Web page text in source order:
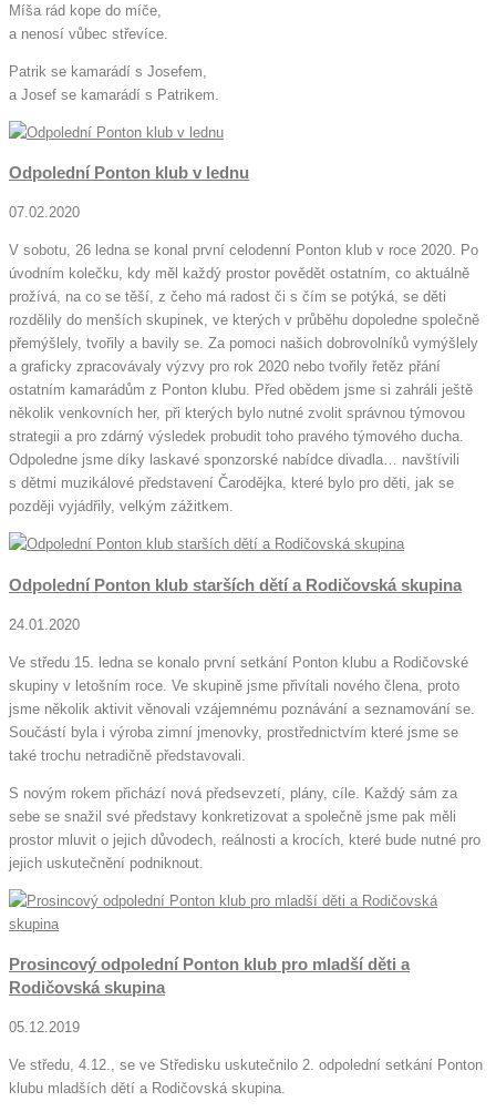
Míša rád kope do míče,
a nenosí vůbec střevíce.
Patrik se kamarádí s Josefem,
a Josef se kamarádí s Patrikem.
Odpolední Ponton klub v lednu
07.02.2020
V sobotu, 26 ledna se konal první celodenní Ponton klub v roce 2020. Po
úvodním kolečku, kdy měl každý prostor povědět ostatním, co aktuálně
prožívá, na co se těší, z čeho má radost či s čím se potýká, se děti
rozdělily do menších skupinek, ve kterých v průběhu dopoledne společně
přemýšlely, tvořily a bavily se. Za pomoci našich dobrovolníků vymýšlely
a graficky zpracovávaly výzvy pro rok 2020 nebo tvořily řetěz přání
ostatním kamarádům z Ponton klubu. Před obědem jsme si zahráli ještě
několik venkovních her, při kterých bylo nutné zvolit správnou týmovou
strategii a pro zdárný výsledek probudit toho pravého týmového ducha.
Odpoledne jsme díky laskavé sponzorské nabídce divadla… navštívili
s dětmi muzikálové představení Čarodějka, které bylo pro děti, jak se
později vyjádřily, velkým zážitkem.
Odpolední Ponton klub starších dětí a Rodičovská skupina
24.01.2020
Ve středu 15. ledna se konalo první setkání Ponton klubu a Rodičovské
skupiny v letošním roce. Ve skupině jsme přivítali nového člena, proto
jsme několik aktivit věnovali vzájemnému poznávání a seznamování se.
Součástí byla i výroba zimní jmenovky, prostřednictvím které jsme se
také trochu netradičně představovali.
S novým rokem přichází nová předsevzetí, plány, cíle. Každý sám za
sebe se snažil své představy konkretizovat a společně jsme pak měli
prostor mluvit o jejich důvodech, reálnosti a krocích, které bude nutné pro
jejich uskutečnění podniknout.
Prosincový odpolední Ponton klub pro mladší děti a
Rodičovská skupina
05.12.2019
Ve středu, 4.12., se ve Středisku uskutečnilo 2. odpolední setkání Ponton
klubu mladších dětí a Rodičovská skupina.